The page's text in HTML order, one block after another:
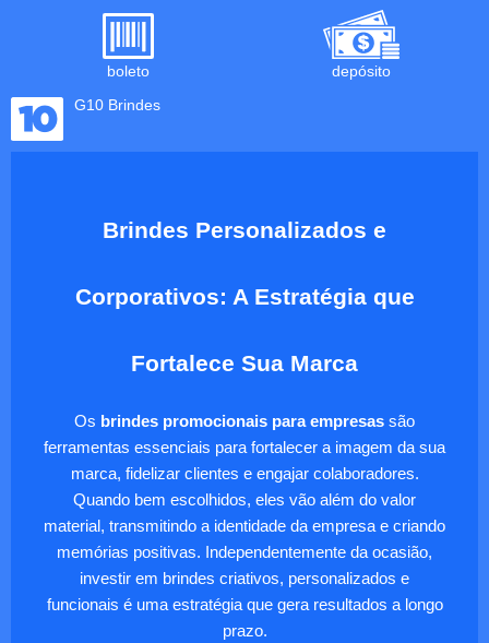
boleto
depósito
G10 Brindes
Brindes Personalizados e
Corporativos: A Estratégia que
Fortalece Sua Marca
Os brindes promocionais para empresas são
ferramentas essenciais para fortalecer a imagem da sua
marca, fidelizar clientes e engajar colaboradores.
Quando bem escolhidos, eles vão além do valor
material, transmitindo a identidade da empresa e criando
memórias positivas. Independentemente da ocasião,
investir em brindes criativos, personalizados e
funcionais é uma estratégia que gera resultados a longo
prazo.